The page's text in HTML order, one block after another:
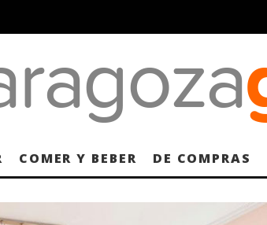
COMER Y BEBER DE COMPRAS